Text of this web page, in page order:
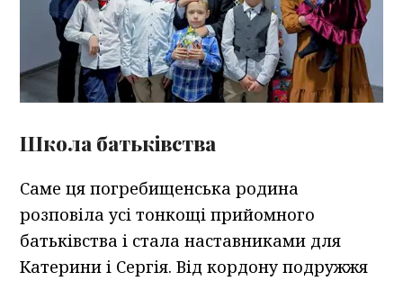
Школа батьківства
Саме ця погребищенська родина
розповіла усі тонкощі прийомного
батьківства і стала наставниками для
Катерини і Сергія. Від кордону подружжя